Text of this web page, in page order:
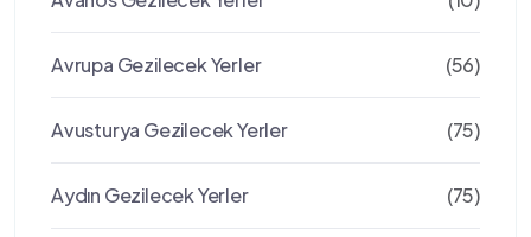
Avrupa Gezilecek Yerler (56)
Avusturya Gezilecek Yerler (75)
Aydın Gezilecek Yerler (75)